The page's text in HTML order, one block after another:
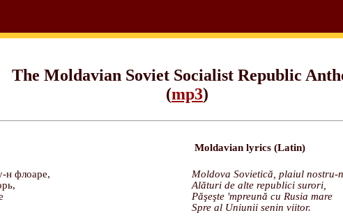
The Moldavian Soviet Socialist Republic
(mp3)
Moldavian lyrics (Latin)
н флоаре,
Moldova Sovietică, plaiul nostru-
Alături de alte republici surori,
Păşeşte 'mpreună cu Rusia mare
Spre al Uniunii senin viitor.